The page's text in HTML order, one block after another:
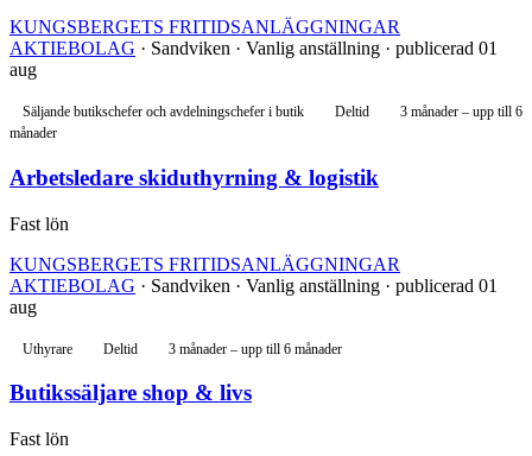
KUNGSBERGETS FRITIDSANLÄGGNINGAR
AKTIEBOLAG · Sandviken · Vanlig anställning · publicerad 01
aug
Säljande butikschefer och avdelningschefer i butik Deltid
3 månader – upp till 6
månader
Arbetsledare skiduthyrning & logistik
Fast lön
KUNGSBERGETS FRITIDSANLÄGGNINGAR
AKTIEBOLAG · Sandviken · Vanlig anställning · publicerad 01
aug
Uthyrare Deltid 3 månader – upp till 6 månader
Butikssäljare shop & livs
Fast lön